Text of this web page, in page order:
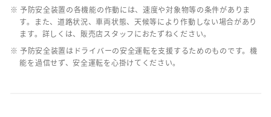
※ 予防安全装置の各機能の作動には、速度や対象物等の条件がありま
す。また、道路状況、車両状態、天候等により作動しない場合があり
ます。詳しくは、販売店スタッフにおたずねください。
※ 予防安全装置はドライバーの安全運転を支援するためのものです。機
能を過信せず、安全運転を心掛けてください。